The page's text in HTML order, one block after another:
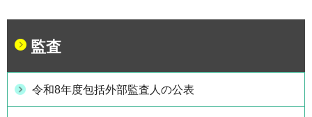
監査
令和8年度包括外部監査人の公表